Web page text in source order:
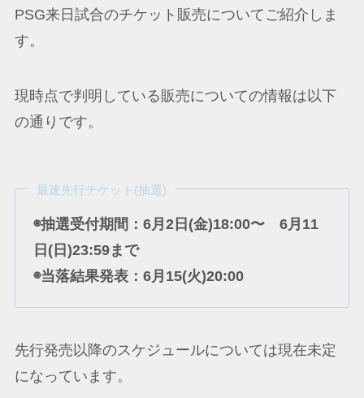
PSG来日試合のチケット販売についてご紹介しま
す。
現時点で判明している販売についての情報は以下
の通りです。
最速先行チケット(抽選)
◉抽選受付期間：6月2日(金)18:00〜 6月11
日(日)23:59まで
◉当落結果発表：6月15(火)20:00
先行発売以降のスケジュールについては現在未定
になっています。